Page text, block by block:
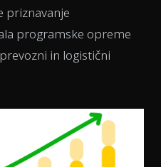
priznavanje
programske opreme
in logistični